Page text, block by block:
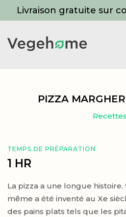
Livraison gratuite sur
PIZZA
Recettes
TEMPS DE PRÉPARATION
1 HR
La pizza a une longue histoire.
même a été inventé au Xe
des pains plats tels que les